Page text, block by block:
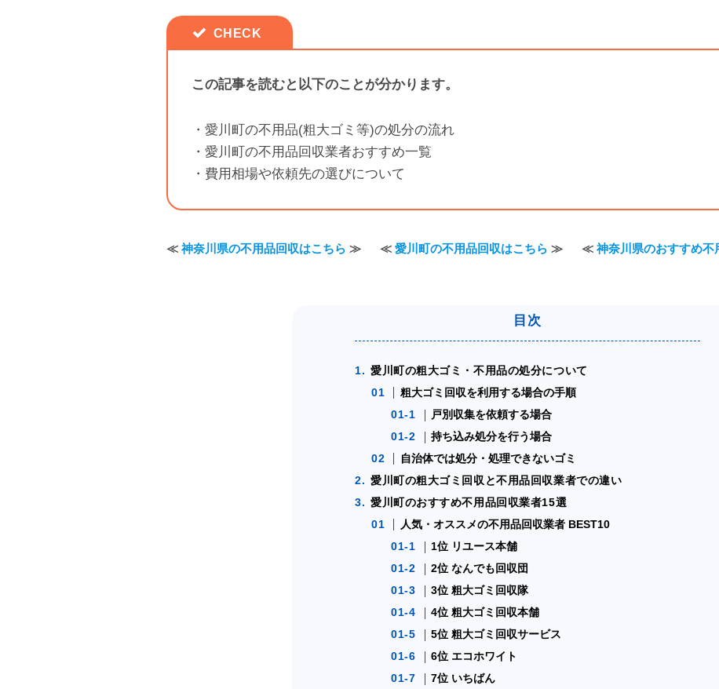
この記事を読むと以下のことが分かります。
・愛川町の不用品(粗大ゴミ等)の処分の流れ
・愛川町の不用品回収業者おすすめ一覧
・費用相場や依頼先の選びについて
≪ 神奈川県の不用品回収はこちら ≫ ≪ 愛川町の不用品回収はこちら ≫ ≪ 神奈川県のおすすめ不
愛川町の粗大ゴミ・不用品の処分について
粗大ゴミ回収を利用する場合の手順
戸別収集を依頼する場合
持ち込み処分を行う場合
自治体では処分・処理できないゴミ
愛川町の粗大ゴミ回収と不用品回収業者での違い
愛川町のおすすめ不用品回収業者15選
人気・オススメの不用品回収業者 BEST10
1位 リユース本舗
2位 なんでも回収団
3位 粗大ゴミ回収隊
4位 粗大ゴミ回収本舗
5位 粗大ゴミ回収サービス
6位 エコホワイト
7位 いちばん